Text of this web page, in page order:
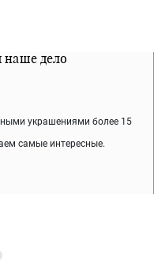
дело
украшениями более 15
самые интересные.
сплав), которое не
аллергию.
украшения, выбирайте те,
заберёт курьер.